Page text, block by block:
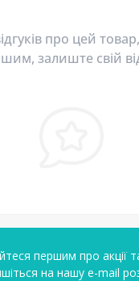
про цей
залиште свій
першим про акції
на нашу e-mail